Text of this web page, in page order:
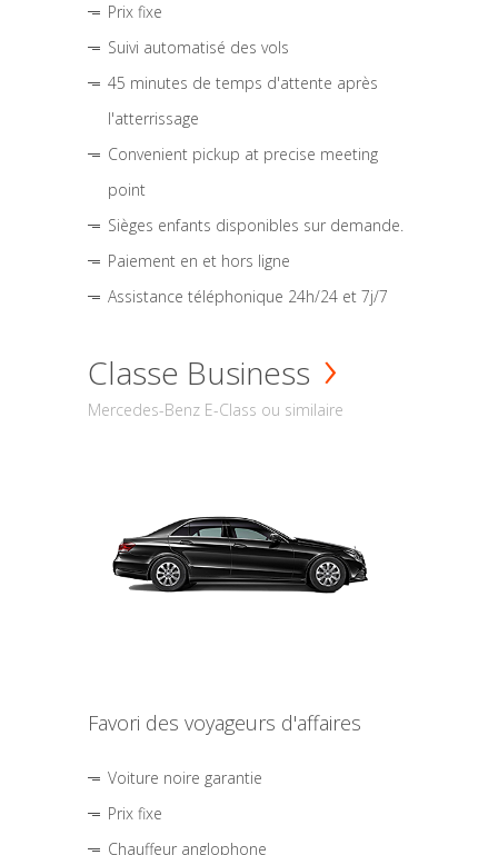
Prix fixe
Suivi automatisé des vols
45 minutes de temps d'attente après
l'atterrissage
Convenient pickup at precise meeting
point
Sièges enfants disponibles sur demande.
Paiement en et hors ligne
Assistance téléphonique 24h/24 et 7j/7
Classe Business
Mercedes-Benz E-Class ou similaire
Favori des voyageurs d'affaires
Voiture noire garantie
Prix fixe
Chauffeur anglophone